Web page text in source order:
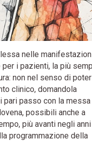
nelle
i pazienti, la più
non nel senso di poter
clinico, domandola
pari passo con la messa
possibili anche a
più avanti negli
programmazione della